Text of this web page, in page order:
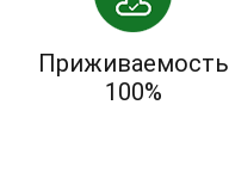
Приживаемость
100%